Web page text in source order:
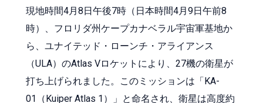
現地時間4月8日午後7時（日本時間4月9日午前8
時）、フロリダ州ケープカナベラル宇宙軍基地か
ら、ユナイテッド・ローンチ・アライアンス
（ULA）のAtlas Vロケットにより、27機の衛星が
打ち上げられました。このミッションは「KA-
01（Kuiper Atlas 1）」と命名され、衛星は高度約